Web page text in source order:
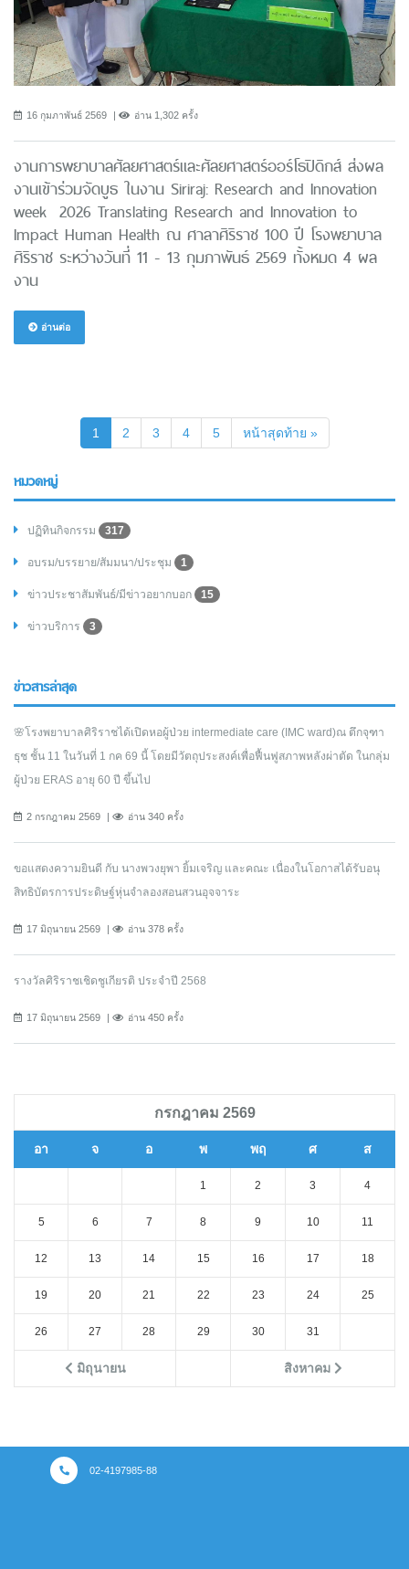
16 กุมภาพันธ์ 2569 อ่าน 1,302 ครั้ง
งานการพยาบาลศัลยศาสตร์และศัลยศาสตร์ออร์โธปิดิกส์ ส่งผล
งานเข้าร่วมจัดบูธ ในงาน Siriraj: Research and Innovation
week 2026 Translating Research and Innovation to
Impact Human Health ณ ศาลาศิริราช 100 ปี โรงพยาบาล
ศิริราช ระหว่างวันที่ 11 - 13 กุมภาพันธ์ 2569 ทั้งหมด 4 ผล
งาน
อ่านต่อ
1 (current)
2 3 4 5 หน้าสุดท้าย »
หมวดหมู่
ปฏิทินกิจกรรม 317
อบรม/บรรยาย/สัมมนา/ประชุม 1
ข่าวประชาสัมพันธ์/มีข่าวอยากบอก 15
ข่าวบริการ 3
ข่าวสารล่าสุด
🌸โรงพยาบาลศิริราชได้เปิดหอผู้ป่วย intermediate care (IMC ward)ณ ตึกจุฑา
ธุช ชั้น 11 ในวันที่ 1 กค 69 นี้ โดยมีวัตถุประสงค์เพื่อฟื้นฟูสภาพหลังผ่าตัด ในกลุ่ม
ผู้ป่วย ERAS อายุ 60 ปี ขึ้นไป
2 กรกฎาคม 2569 อ่าน 340 ครั้ง
ขอแสดงความยินดี กับ นางพวงยุพา ยิ้มเจริญ และคณะ เนื่องในโอกาสได้รับอนุ
สิทธิบัตรการประดิษฐ์หุ่นจำลองสอนสวนอุจจาระ
17 มิถุนายน 2569 อ่าน 378 ครั้ง
รางวัลศิริราชเชิดชูเกียรติ ประจำปี 2568
17 มิถุนายน 2569 อ่าน 450 ครั้ง
กรกฎาคม 2569
อา จ อ พ พฤ ศ ส
มิถุนายน สิงหาคม
1 2 3 4
5 6 7 8 9 10 11
12 13 14 15 16 17 18
19 20 21 22 23 24 25
26 27 28 29 30 31
02-4197985-88